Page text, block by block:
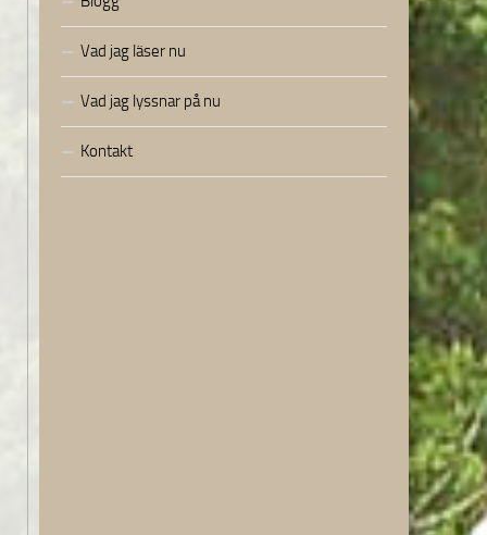
Vad jag läser nu
Vad jag lyssnar på nu
Kontakt